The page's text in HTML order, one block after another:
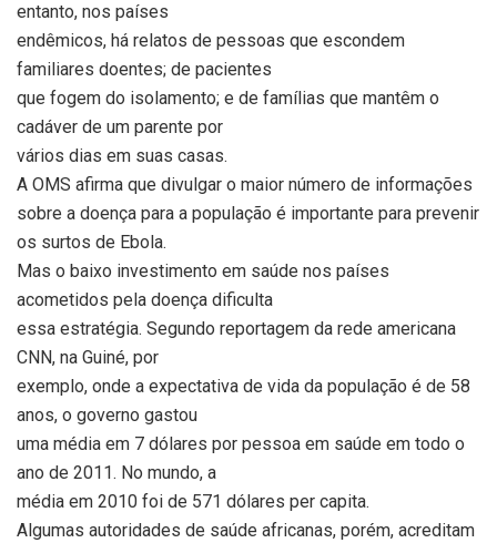
entanto, nos países
endêmicos, há relatos de pessoas que escondem
familiares doentes; de pacientes
que fogem do isolamento; e de famílias que mantêm o
cadáver de um parente por
vários dias em suas casas.
A OMS afirma que divulgar o maior número de informações
sobre a doença para a população é importante para prevenir
os surtos de Ebola.
Mas o baixo investimento em saúde nos países
acometidos pela doença dificulta
essa estratégia. Segundo reportagem da rede americana
CNN, na Guiné, por
exemplo, onde a expectativa de vida da população é de 58
anos, o governo gastou
uma média em 7 dólares por pessoa em saúde em todo o
ano de 2011. No mundo, a
média em 2010 foi de 571 dólares per capita.
Algumas autoridades de saúde africanas, porém, acreditam